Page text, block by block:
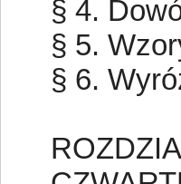
§ 4.
§ 5.
§ 6.